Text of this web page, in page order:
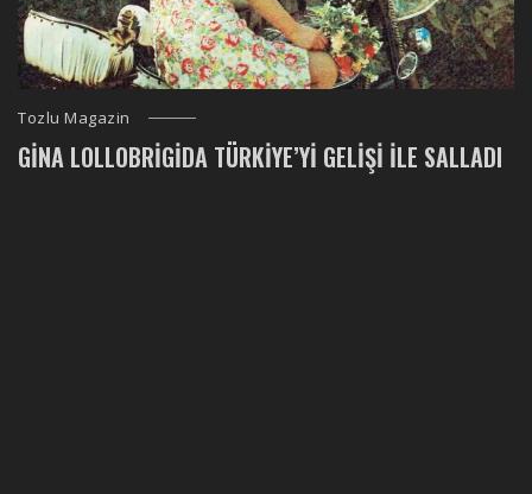
Tozlu Magazin
GINA LOLLOBRIGIDA TÜRKIYE’YI GELIŞI ILE SALLADI